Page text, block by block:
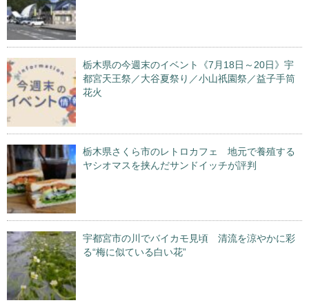
栃木県の今週末のイベント《7月18日～20日》宇
都宮天王祭／大谷夏祭り／小山祇園祭／益子手筒
花火
栃木県さくら市のレトロカフェ 地元で養殖する
ヤシオマスを挟んだサンドイッチが評判
宇都宮市の川でバイカモ見頃 清流を涼やかに彩
る“梅に似ている白い花”